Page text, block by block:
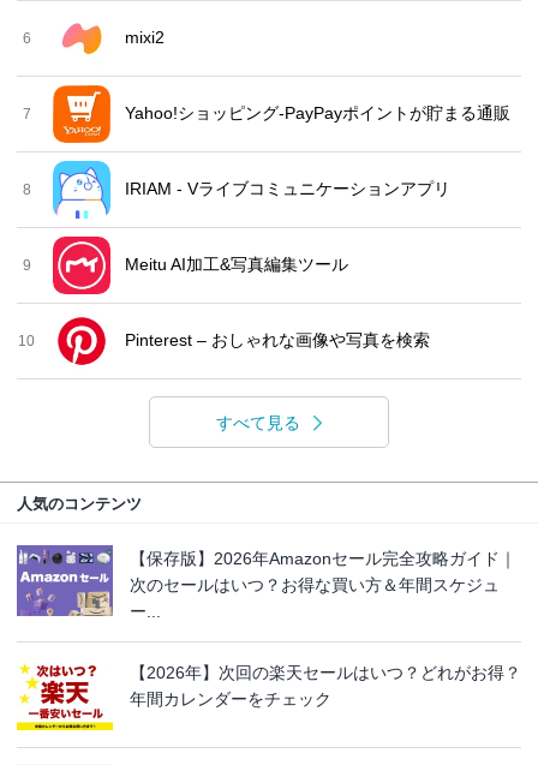
6 mixi2
7 Yahoo!ショッピング-PayPayポイントが貯まる通販
8 IRIAM - Vライブコミュニケーションアプリ
9 Meitu AI加工&写真編集ツール
10 Pinterest – おしゃれな画像や写真を検索
すべて見る
人気のコンテンツ
【保存版】2026年Amazonセール完全攻略ガイド｜
次のセールはいつ？お得な買い方＆年間スケジュ
ー...
【2026年】次回の楽天セールはいつ？どれがお得？
年間カレンダーをチェック